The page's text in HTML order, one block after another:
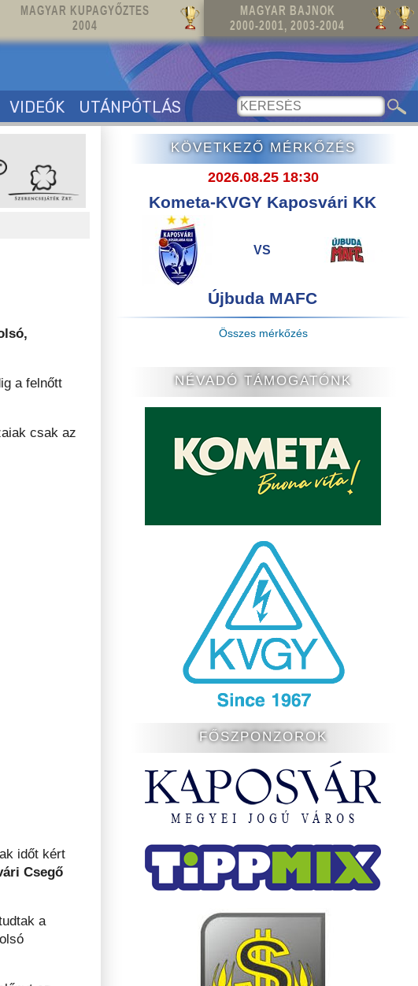
MAGYAR KUPAGYŐZTES
2004
MAGYAR BAJNOK
2000-2001, 2003-2004
VIDEÓK UTÁNPÓTLÁS
a felnőtt
csak az
időt kért
Csegő
a
KÖVETKEZŐ MÉRKŐZÉS
2026.08.25 18:30
Kometa-KVGY Kaposvári KK
VS
Újbuda MAFC
Összes mérkőzés
NÉVADÓ TÁMOGATÓNK
FŐSZPONZOROK